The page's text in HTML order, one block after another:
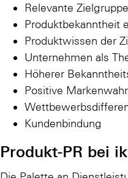
Relevante
Produktbekanntheit
Produktwissen der
Unternehmen als
Höherer
Positive
Kundenbindung
Produkt-PR bei